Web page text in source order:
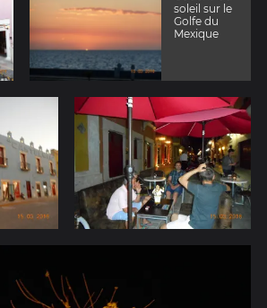
soleil sur le
Golfe du
Mexique